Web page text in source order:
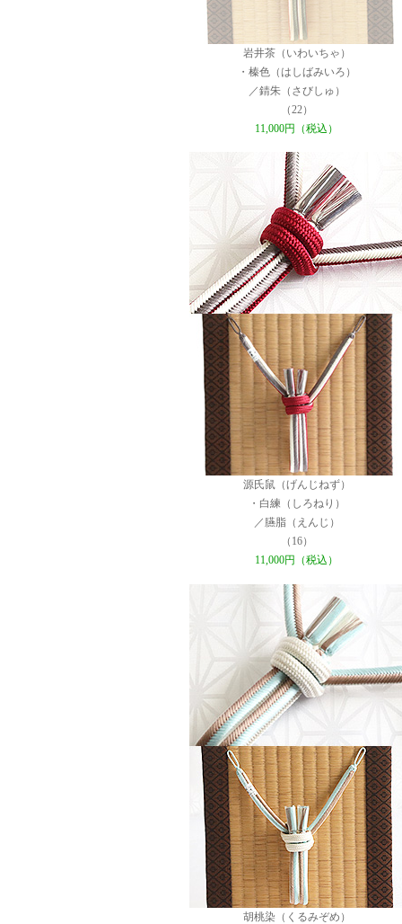
岩井茶（いわいちゃ）
・榛色（はしばみいろ）
／錆朱（さびしゅ）
（22）
11,000円（税込）
源氏鼠（げんじねず）
・白練（しろねり）
／臙脂（えんじ）
（16）
11,000円（税込）
胡桃染（くるみぞめ）